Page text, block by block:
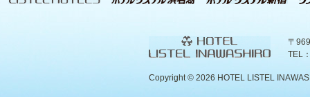
〒
TEL
Copyright © 2026 HOTEL LISTEL